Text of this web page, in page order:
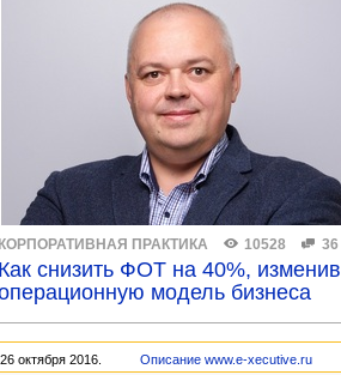
КОРПОРАТИВНАЯ ПРАКТИКА 10528 36
Как снизить ФОТ на 40%, изменив
модель бизнеса
октября 2016. Описание www.e-xecutive.ru